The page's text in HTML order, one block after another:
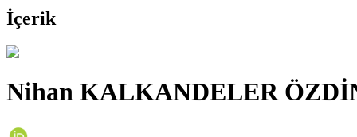
İçerik
Nihan KALKANDELER